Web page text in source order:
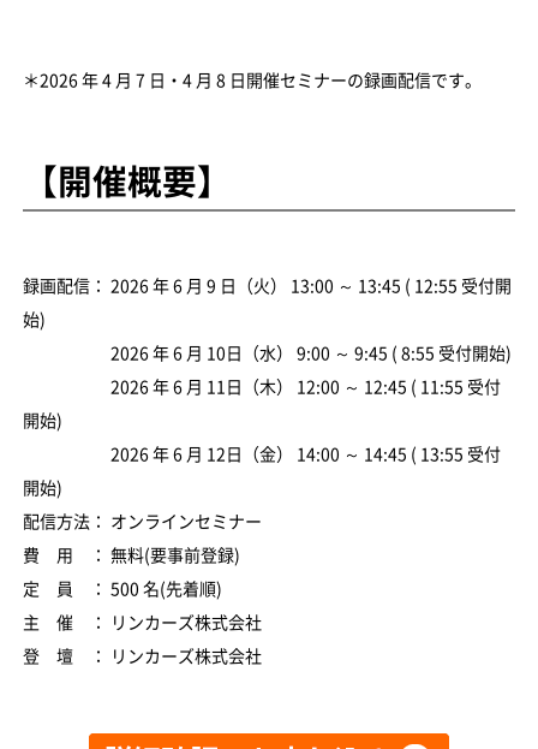
＊2026 年 4 月 7 日・4 月 8 日開催セミナーの録画配信です。
【開催概要】
録画配信： 2026 年 6 月 9 日（火） 13:00 ～ 13:45 ( 12:55 受付開
始)
2026 年 6 月 10日（水） 9:00 ～ 9:45 ( 8:55 受付開始)
2026 年 6 月 11日（木） 12:00 ～ 12:45 ( 11:55 受付
開始)
2026 年 6 月 12日（金） 14:00 ～ 14:45 ( 13:55 受付
開始)
配信方法： オンラインセミナー
費 用 ： 無料(要事前登録)
定 員 ： 500 名(先着順)
主 催 ： リンカーズ株式会社
登 壇 ： リンカーズ株式会社